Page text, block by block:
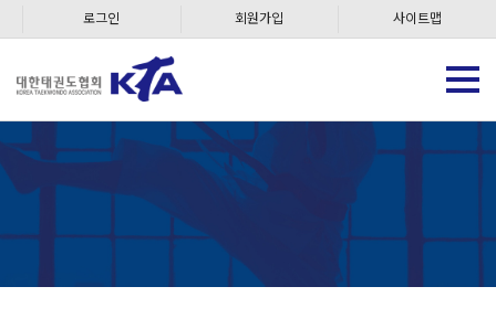
로그인 회원가입 사이트맵